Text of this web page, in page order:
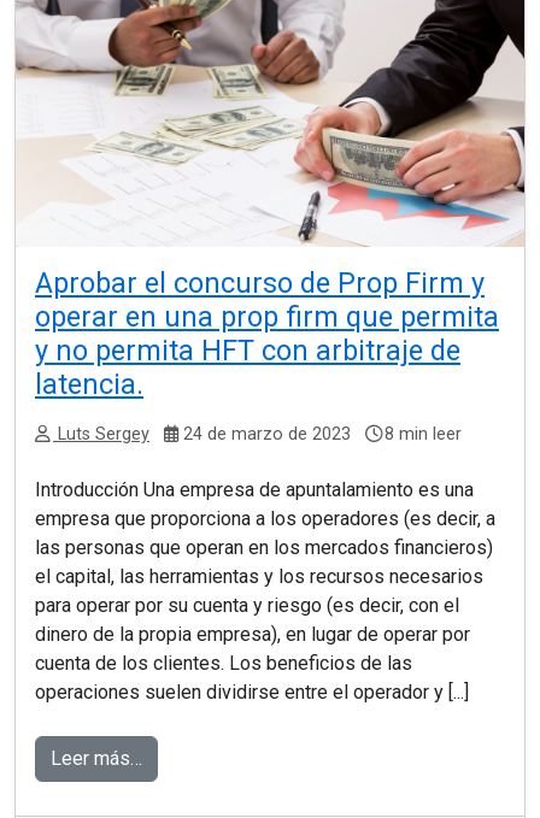
Aprobar el concurso de Prop Firm y
operar en una prop firm que permita
y no permita HFT con arbitraje de
latencia.
Luts Sergey 24 de marzo de 2023 8 min leer
Introducción Una empresa de apuntalamiento es una
empresa que proporciona a los operadores (es decir, a
las personas que operan en los mercados financieros)
el capital, las herramientas y los recursos necesarios
para operar por su cuenta y riesgo (es decir, con el
dinero de la propia empresa), en lugar de operar por
cuenta de los clientes. Los beneficios de las
operaciones suelen dividirse entre el operador y [...]
Leer más…